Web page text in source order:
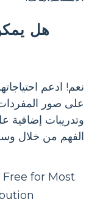
هل
نعم! ادعم
على صور
وتدريبات إضافية
الفهم من خلال